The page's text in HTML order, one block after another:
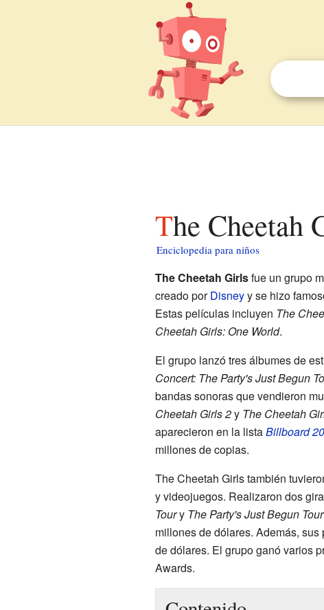
The
Enciclopedia para niños
The Cheetah Girlsfue un grupo
creado porDisneyy se hizo
Estas películas incluyen The
Cheetah Girls: One World.
El grupo lanzó tres álbumes de
Concert: The Party's Just Begun
bandas sonoras que vendieron
Cheetah Girls 2y The Cheetah
aparecieron en la listaBillboard
millones de copias.
The Cheetah Girls también
y videojuegos. Realizaron dos
Toury The Party's Just Begun Tour
millones de dólares. Además,
de dólares. El grupo ganó varios
Awards.